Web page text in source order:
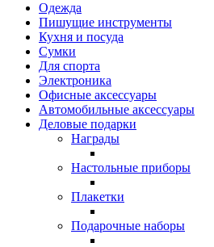
Одежда
Пишущие инструменты
Кухня и посуда
Сумки
Для спорта
Электроника
Офисные аксессуары
Автомобильные аксессуары
Деловые подарки
Награды
Настольные приборы
Плакетки
Подарочные наборы